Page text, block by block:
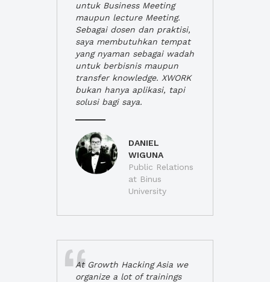
untuk Business Meeting
maupun lecture Meeting.
Sebagai dosen dan praktisi,
saya membutuhkan tempat
yang nyaman sebagai wadah
untuk berbisnis maupun
transfer knowledge. XWORK
bukan hanya aplikasi, tapi
solusi bagi saya.
DANIEL
WIGUNA
Public Relations
at Binus
University
At Growth Hacking Asia we
organize a lot of trainings